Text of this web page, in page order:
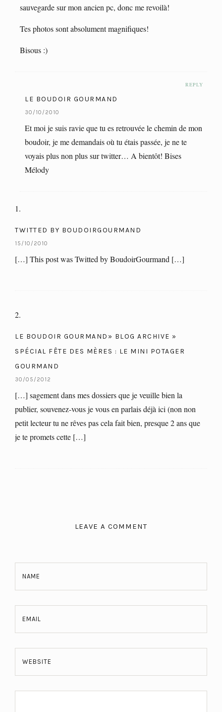
sauvegarde sur mon ancien pc, donc me revoilà!
Tes photos sont absolument magnifiques!
Bisous :)
REPLY
LE BOUDOIR GOURMAND
30/10/2010
Et moi je suis ravie que tu es retrouvée le chemin de mon
boudoir, je me demandais où tu étais passée, je ne te
voyais plus non plus sur twitter… A bientôt! Bises
Mélody
TWITTED BY BOUDOIRGOURMAND
15/10/2010
[…] This post was Twitted by BoudoirGourmand […]
LE BOUDOIR GOURMAND» BLOG ARCHIVE »
SPÉCIAL FÊTE DES MÈRES : LE MINI POTAGER
GOURMAND
30/05/2012
[…] sagement dans mes dossiers que je veuille bien la
publier, souvenez-vous je vous en parlais déjà ici (non non
petit lecteur tu ne rêves pas cela fait bien, presque 2 ans que
je te promets cette […]
LEAVE A COMMENT
NAME
EMAIL
WEBSITE